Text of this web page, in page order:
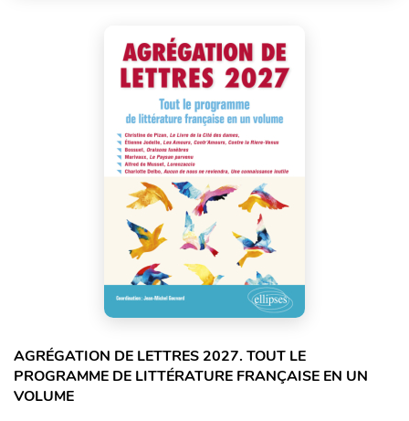
AGRÉGATION DE LETTRES 2027. TOUT LE
PROGRAMME DE LITTÉRATURE FRANÇAISE EN UN
VOLUME